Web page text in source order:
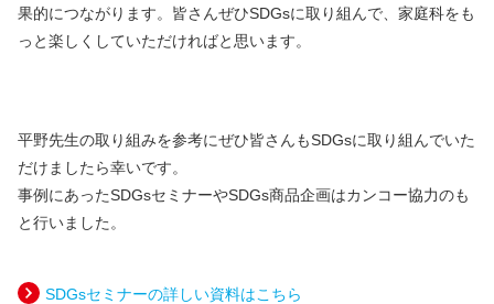
果的につながります。皆さんぜひSDGsに取り組んで、家庭科をも
っと楽しくしていただければと思います。
平野先生の取り組みを参考にぜひ皆さんもSDGsに取り組んでいた
だけましたら幸いです。
事例にあったSDGsセミナーやSDGs商品企画はカンコー協力のも
と行いました。
SDGsセミナーの詳しい資料はこちら